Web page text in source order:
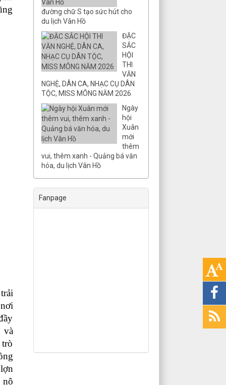
và
nô
đường chữ S tạo sức hút cho
du lịch Vân Hồ
ĐẶC
SẮC
HỘI
THI
VĂN
NGHỆ, DÂN CA, NHẠC CỤ DÂN
TỘC, MISS MÔNG NĂM 2026
Ngày
hội
Xuân
mới
thêm
vui, thêm xanh - Quảng bá văn
hóa, du lịch Vân Hồ
Fanpage